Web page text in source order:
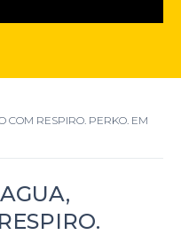
COM RESPIRO. PERKO. EM